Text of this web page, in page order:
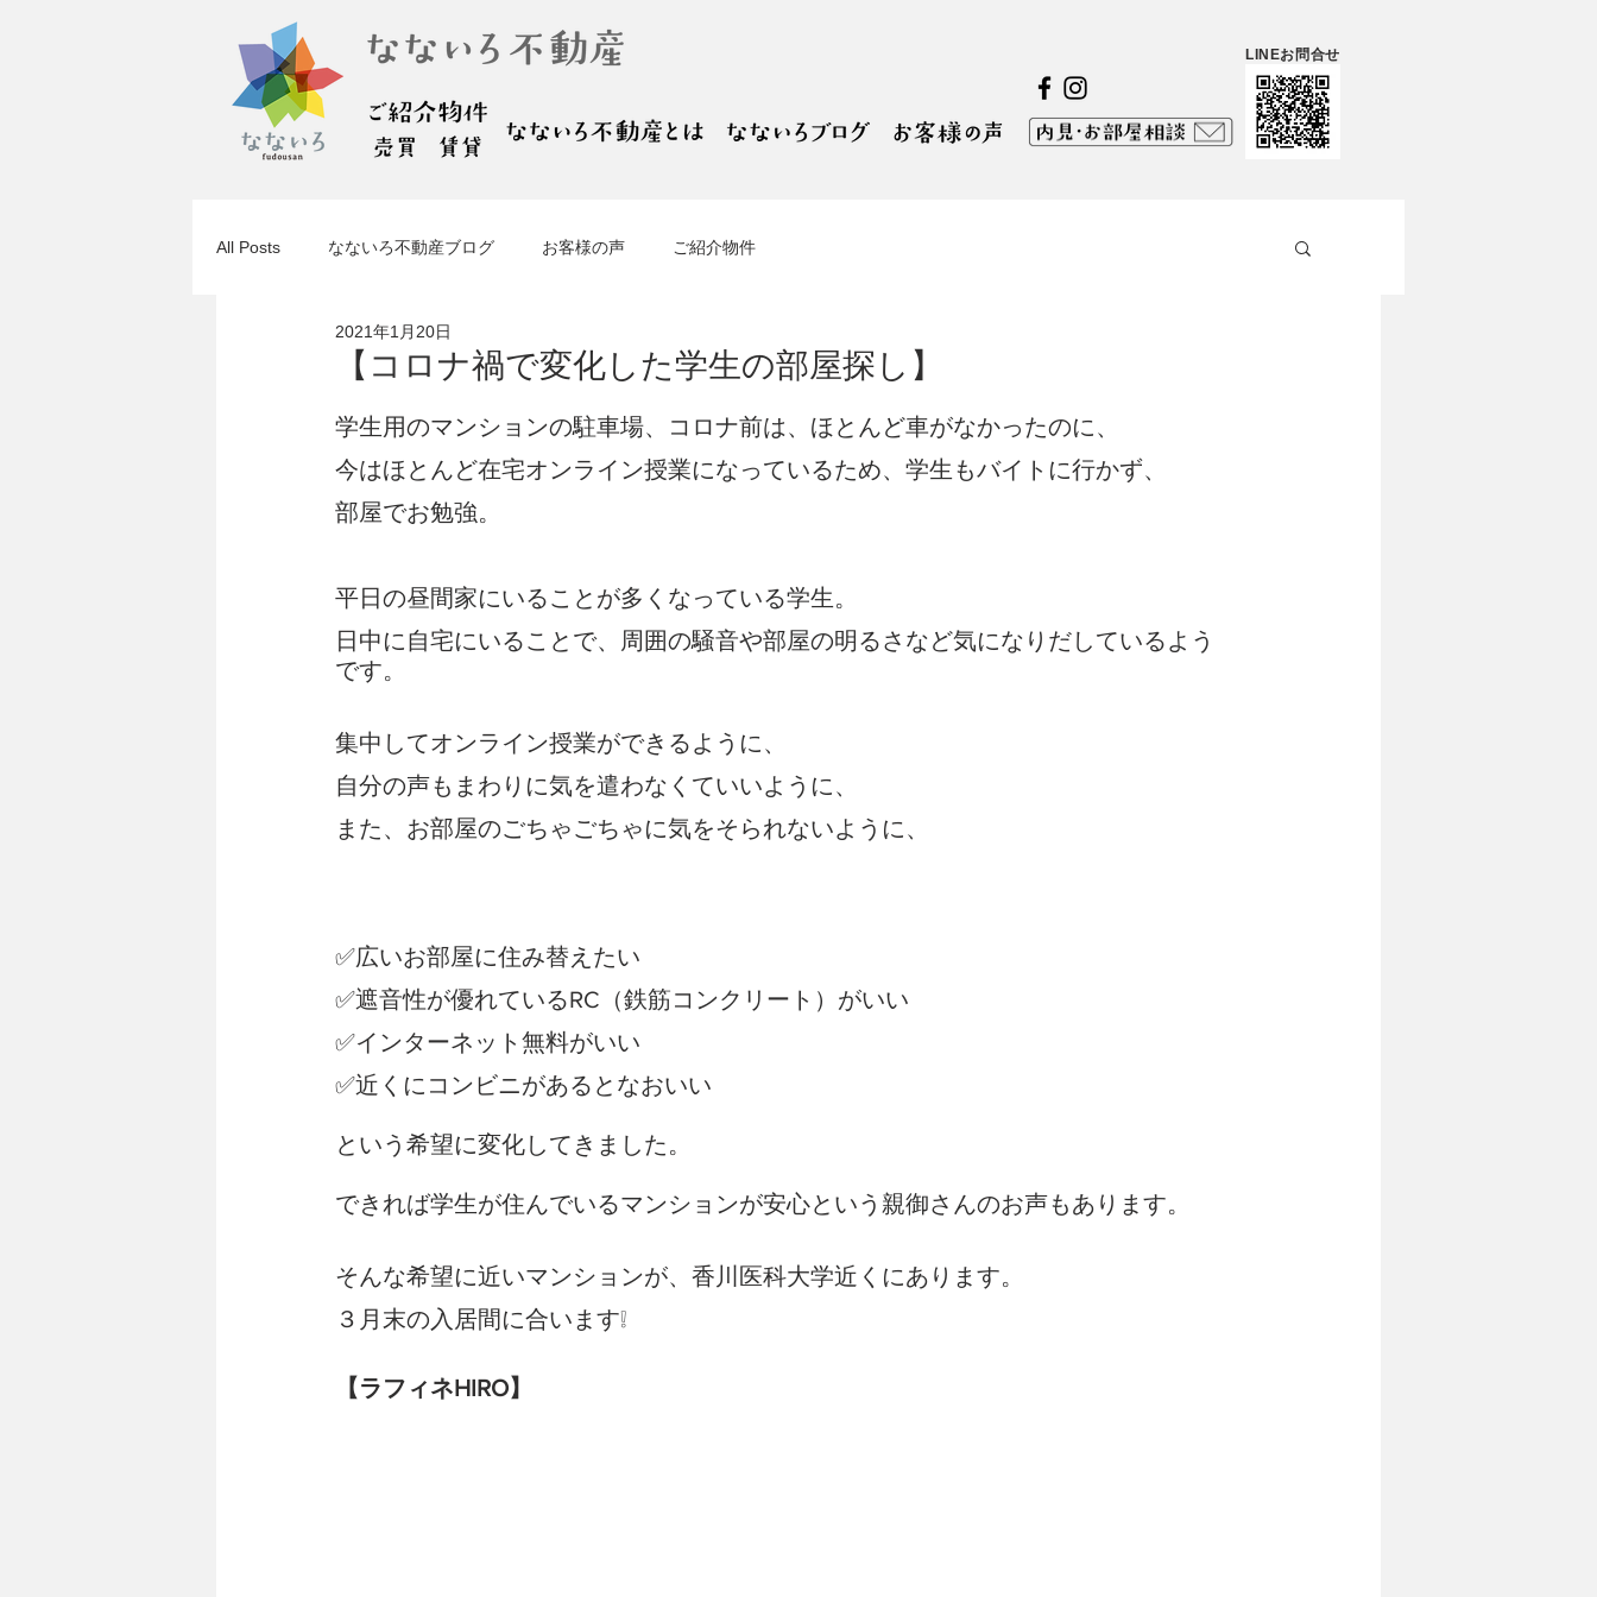
LINEお問合せ
All Posts なないろ不動産ブログ お客様の声 ご紹介物件
【コロナ禍で変化した学生の部屋探し】
2021年1月20日
学生用のマンションの駐車場、コロナ前は、ほとんど車がなかったのに、
今はほとんど在宅オンライン授業になっているため、学生もバイトに行かず、
部屋でお勉強。
平日の昼間家にいることが多くなっている学生。
日中に自宅にいることで、周囲の騒音や部屋の明るさなど気になりだしているよう
です。
集中してオンライン授業ができるように、
自分の声もまわりに気を遣わなくていいように、
また、お部屋のごちゃごちゃに気をそられないように、
✅広いお部屋に住み替えたい
✅遮音性が優れているRC（鉄筋コンクリート）がいい
✅インターネット無料がいい
✅近くにコンビニがあるとなおいい
という希望に変化してきました。
できれば学生が住んでいるマンションが安心という親御さんのお声もあります。
そんな希望に近いマンションが、香川医科大学近くにあります。
３月末の入居間に合います❕
【ラフィネHIRO】